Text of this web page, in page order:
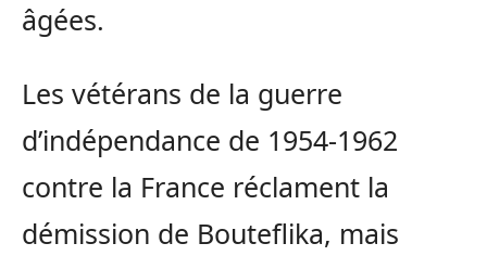
âgées.
Les vétérans de la guerre
d’indépendance de 1954-1962
contre la France réclament la
démission de Bouteflika, mais